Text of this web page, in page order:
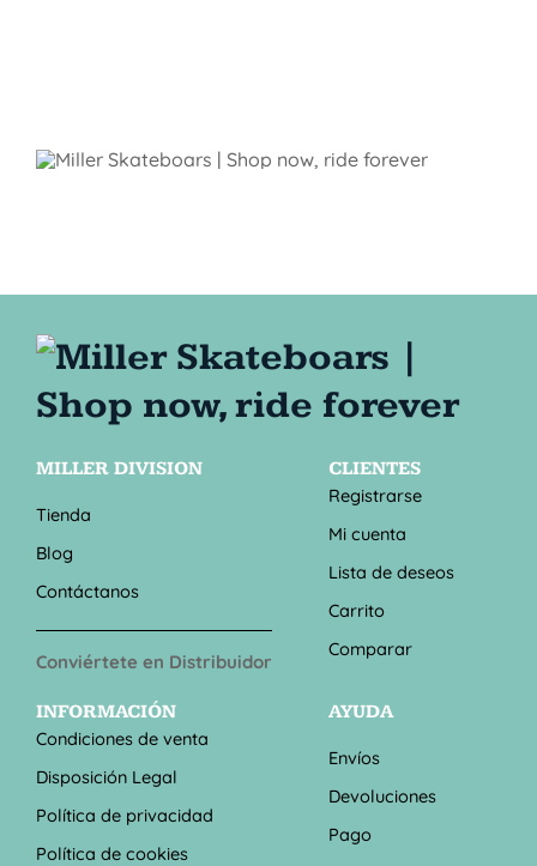
MILLER DIVISION
Tienda
Blog
Contáctanos
Conviértete en Distribuidor
CLIENTES
Registrarse
Mi cuenta
Lista de deseos
Carrito
Comparar
INFORMACIÓN
Condiciones de venta
Disposición Legal
Política de privacidad
Política de cookies
AYUDA
Envíos
Devoluciones
Pago